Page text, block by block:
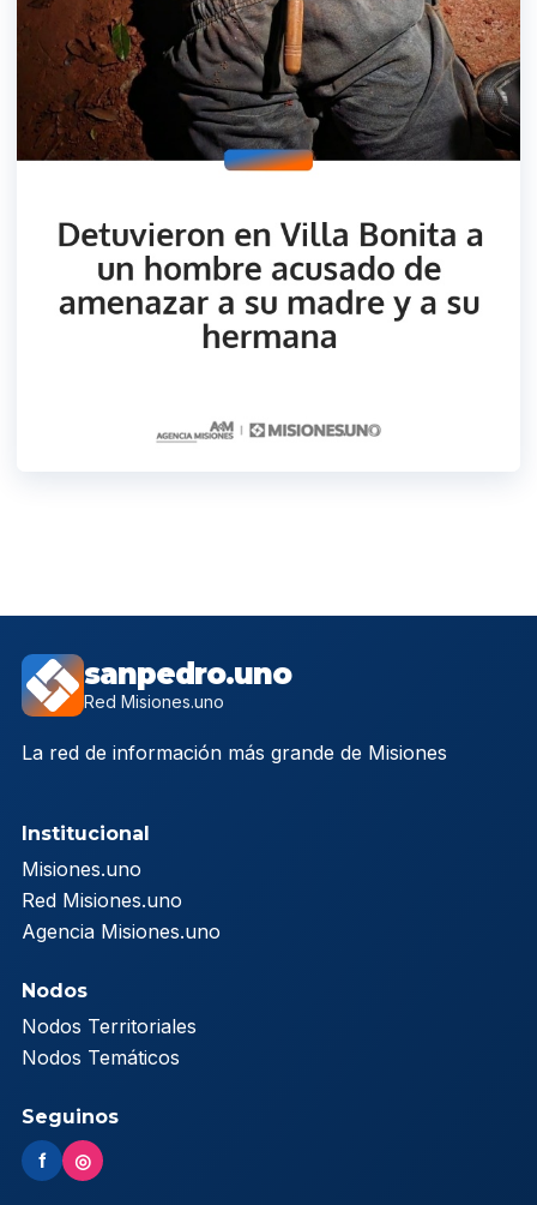
sanpedro.uno
Red Misiones.uno
La red de información más grande de Misiones
Institucional
Misiones.uno
Red Misiones.uno
Agencia Misiones.uno
Nodos
Nodos Territoriales
Nodos Temáticos
Seguinos
f ◎